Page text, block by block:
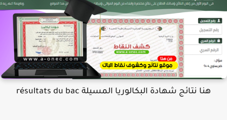
هنا نتائج شهادة البكالوريا المسيلة résultats du bac